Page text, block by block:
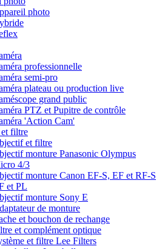
photo
professionnelle
semi-pro
plateau ou production live
grand public
PTZ et Pupitre de contrôle
'Action Cam'
filtre
et filtre
monture Panasonic Olympus
4/3
monture Canon EF-S, EF et RF-S
et PL
monture Sony E
de monture
et bouchon de rechange
et complément optique
et filtre Lee Filters